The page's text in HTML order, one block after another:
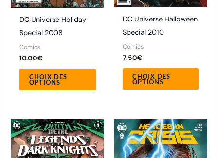
DC Universe Holiday
Special 2008
Comics
10.00€
CHOIX DES
OPTIONS
DC Universe Halloween
Special 2010
Comics
7.50€
CHOIX DES
OPTIONS
Ce
produit
a
Ce
a